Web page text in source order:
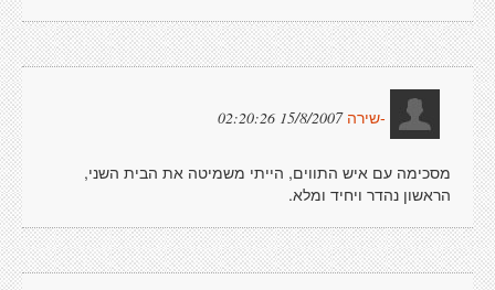
-שירה15/8/2007 02:20:26
מסכימה עם איש התווים, הייתי משמיטה את הבית השני,
הראשון נהדר ויחיד ומלא.